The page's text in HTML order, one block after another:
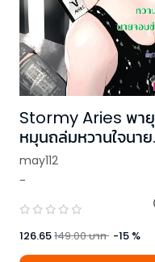
Stormy Aries พายุ
หมุนถล่มหวานใจนาย
จอมซ่าส์
may112
-
126.65149.00บาท -15 %